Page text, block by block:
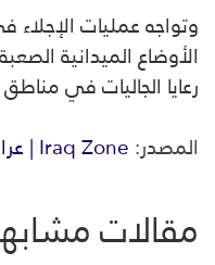
وتواجه عمليات
الأوضاع الميدانية
رعايا الجاليات في
المصدر:Iraq Zone | عراق زون
مقالات